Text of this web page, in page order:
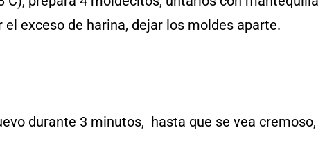
exceso de harina, dejar los moldes aparte.
durante 3 minutos, hasta que se vea cremoso,